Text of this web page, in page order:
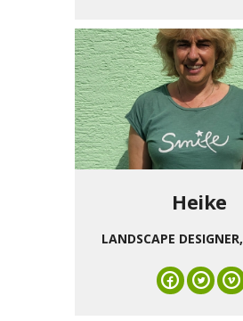
Heike
LANDSCAPE